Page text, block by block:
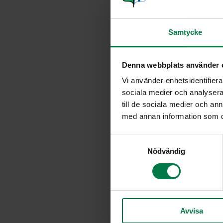
Samtycke
Denna webbplats använder
Vi använder
sociala medier och
till de sociala medier och
med annan information som
Nödvändig
Avvisa
2erilaista salaattia
tuoretta basilikaa
1l mansikoita
4dl (paloiteltua kypsää
4 viipaletta paahtoleipää
1valkosipulinkynsi
100g leikattavaa
rouhittua mustapippuria
3rkl valkoista balsamicoa